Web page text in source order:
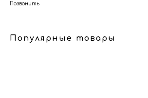
Позвонить
Популярные товары